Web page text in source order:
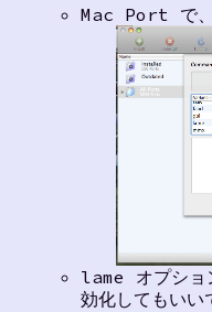
Mac Port で、
lame オプショ
効化してもいい